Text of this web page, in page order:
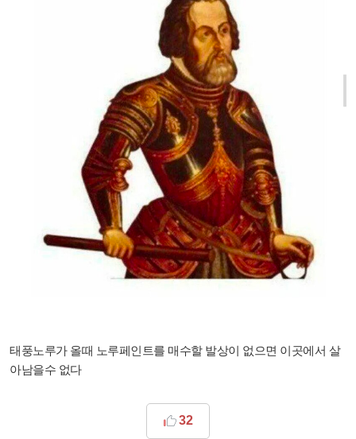
태풍노루가 올때 노루페인트를 매수할 발상이 없으면 이곳에서 살
아남을수 없다
32